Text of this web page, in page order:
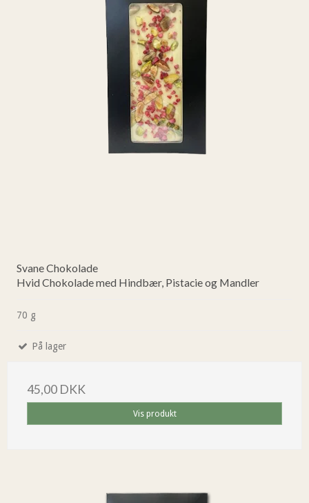
Svane Chokolade
Hvid Chokolade med Hindbær, Pistacie og Mandler
70 g
På lager
45,00 DKK
Vis produkt